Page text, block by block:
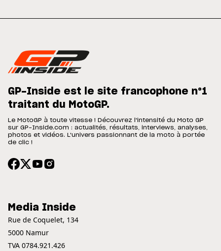
GP-Inside est le site francophone n°1
traitant du MotoGP.
Le MotoGP à toute vitesse ! Découvrez l'intensité du Moto GP
sur GP-Inside.com : actualités, résultats, interviews, analyses,
photos et vidéos. L'univers passionnant de la moto à portée
de clic !
Media Inside
Rue de Coquelet, 134
5000 Namur
TVA 0784.921.426